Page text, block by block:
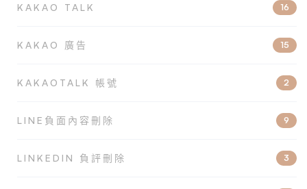
KAKAO TALK 16
KAKAO 廣告 15
KAKAOTALK 帳號 2
LINE負面內容刪除 9
LINKEDIN 負評刪除 3